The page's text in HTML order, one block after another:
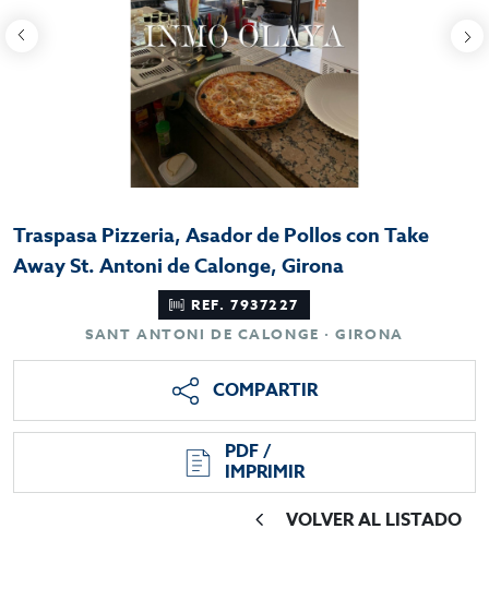
Traspasa Pizzeria, Asador de Pollos con Take
Away St. Antoni de Calonge, Girona
REF. 7937227
SANT ANTONI DE CALONGE · GIRONA
COMPARTIR
PDF /
IMPRIMIR
VOLVER AL LISTADO